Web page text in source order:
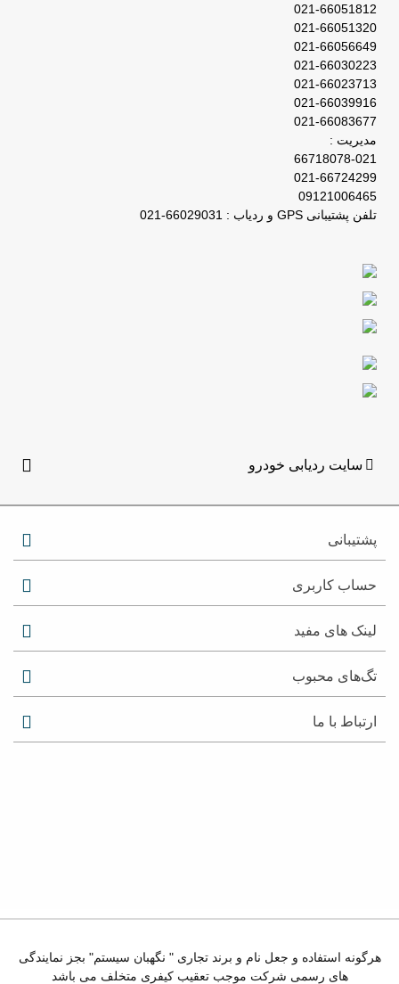
021-66051812
021-66051320
021-66056649
021-66030223
021-66023713
021-66039916
021-66083677
مدیریت :
66718078-021
021-66724299
09121006465
تلفن پشتیبانی GPS و ردیاب : 66029031-021
سایت ردیابی خودرو
پشتیبانی
حساب کاربری
لینک های مفید
تگ‌های محبوب
ارتباط با ما
هرگونه استفاده و جعل نام و برند تجاری " نگهبان سیستم" بجز نمایندگی
های رسمی شرکت موجب تعقیب کیفری متخلف می باشد